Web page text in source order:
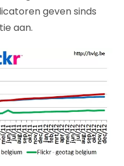
geven sinds
aan.